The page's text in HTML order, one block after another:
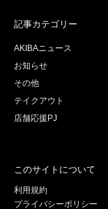
記事カテゴリー
AKIBAニュース
お知らせ
その他
テイクアウト
店舗応援PJ
このサイトについて
利用規約
プライバシーポリシー